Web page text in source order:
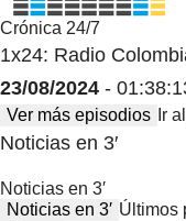
Crónica 24/7
1x24: Radio
23/08/2024 -
Ver más episodios Ir
Noticias en 3′
Noticias en 3′
Noticias en 3′ Últimos